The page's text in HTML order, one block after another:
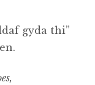
gyda thi”